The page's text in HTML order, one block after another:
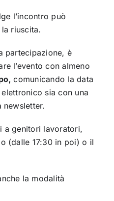
l’incontro può
riuscita.
partecipazione, è
l’evento con almeno
comunicando la data
sia con una
newsletter.
a genitori lavoratori,
(dalle 17:30 in poi) o il
la modalità